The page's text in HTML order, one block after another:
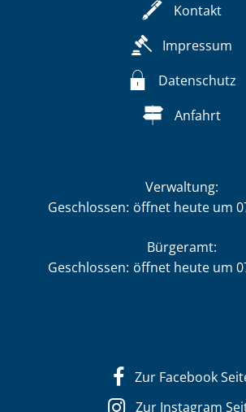
Kontakt
Impressum
Datenschutz
Anfahrt
Verwaltung:
Klicken, um weitere Öffnungs-
Geschlossen: öffnet heute um
Bürgeramt:
Klicken, um weitere Öffnungs-
Geschlossen: öffnet heute um
Zur Facebook
Zur Instagram